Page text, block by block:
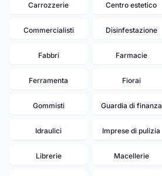
Carrozzerie Centro estetico
Commercialisti Disinfestazione
Fabbri Farmacie
Ferramenta Fiorai
Gommisti Guardia di finanza
Idraulici Imprese di pulizia
Librerie Macellerie